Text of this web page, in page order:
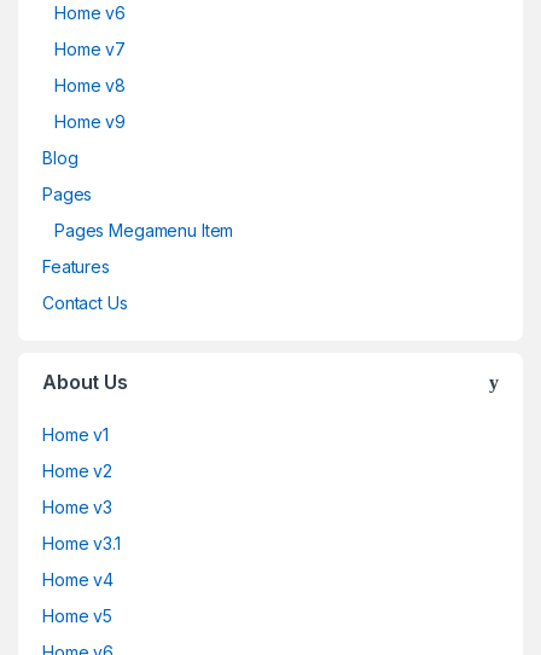
Home v6
Home v7
Home v8
Home v9
Blog
Pages
Pages Megamenu Item
Features
Contact Us
About Us
Home v1
Home v2
Home v3
Home v3.1
Home v4
Home v5